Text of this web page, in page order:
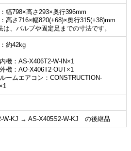
ける カートへ進む
幅798×高さ293×奥行396mm
高さ716×幅820(+68)×奥行315(+38)mm
、バルブや固定足までの寸法です。
約42kg
機：AS-X406T2-W-IN×1
機：AO-X406T2-OUT×1
ルームエアコン：CONSTRUCTION-
W-KJ → AS-X405S2-W-KJ の後継品